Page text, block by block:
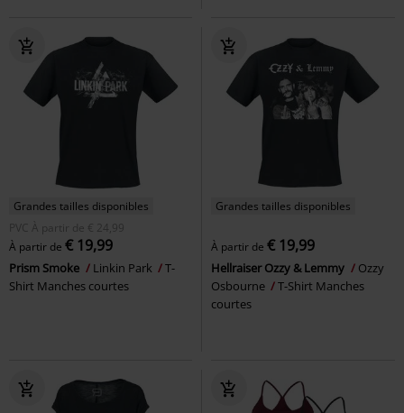
Grandes tailles disponibles
PVC
À partir de € 24,99
À partir de € 19,99
Prism Smoke Linkin Park
T-
Shirt Manches courtes
Grandes tailles disponibles
À partir de € 19,99
Hellraiser Ozzy & Lemmy
Ozzy
Osbourne
T-Shirt Manches
courtes